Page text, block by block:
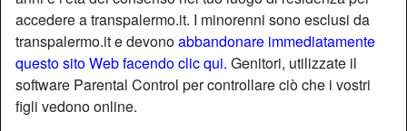
accedere a transpalermo.it. I minorenni sono esclusi da
transpalermo.it e devonoabbandonare immediatamente
questo sito Web facendo clic qui. Genitori, utilizzate il
software Parental Control per controllare ciò che i vostri
figli vedono online.